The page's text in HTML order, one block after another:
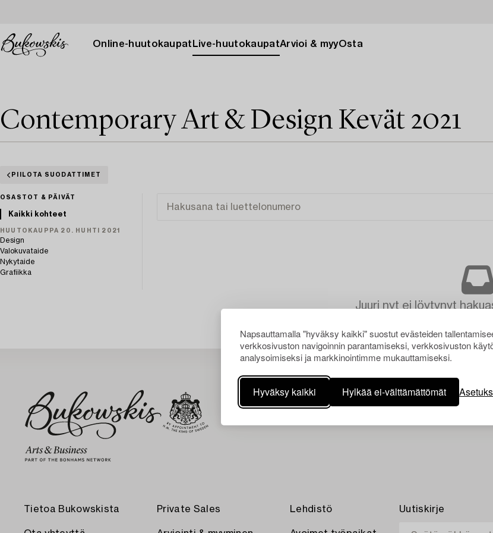
Napsauttamalla "hyväksy kaikki" suostut evästeiden
verkkosivuston navigoinnin parantamiseksi, verkkosivuston
analysoimiseksi ja markkinointimme mukauttamiseksi.
Hyväksy kaikki Hylkää ei-välttämättömät
Online-huutokaupat Live-huutokaupatArvioi & myyOsta
Contemporary Art & Design Kevät 2021
PIILOTA SUODATTIMET
OSASTOT & PÄIVÄT
Kaikki kohteet
HUUTOKAUPPA 20. HUHTI 2021
Design
Valokuvataide
Nykytaide
Grafiikka
Juuri nyt ei löytynyt
Tietoa Bukowskista Private Sales Lehdistö Uutiskirje